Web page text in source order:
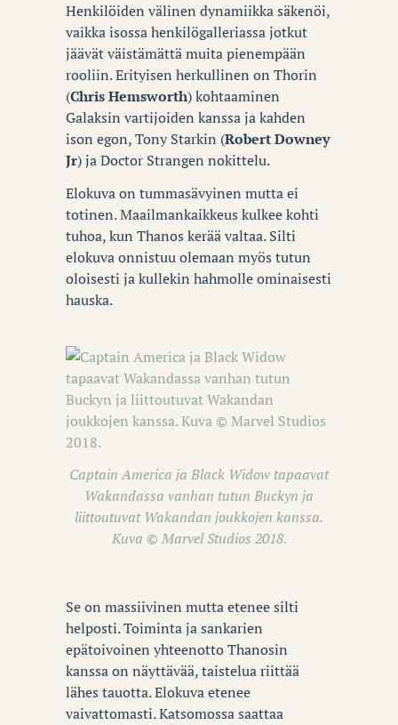
Henkilöiden välinen dynamiikka säkenöi,
vaikka isossa henkilögalleriassa jotkut
jäävät väistämättä muita pienempään
rooliin. Erityisen herkullinen on Thorin
(Chris Hemsworth) kohtaaminen
Galaksin vartijoiden kanssa ja kahden
ison egon, Tony Starkin (Robert Downey
Jr) ja Doctor Strangen nokittelu.
Elokuva on tummasävyinen mutta ei
totinen. Maailmankaikkeus kulkee kohti
tuhoa, kun Thanos kerää valtaa. Silti
elokuva onnistuu olemaan myös tutun
oloisesti ja kullekin hahmolle ominaisesti
hauska.
Captain America ja Black Widow tapaavat
Wakandassa vanhan tutun Buckyn ja
liittoutuvat Wakandan joukkojen kanssa.
Kuva © Marvel Studios 2018.
Se on massiivinen mutta etenee silti
helposti. Toiminta ja sankarien
epätoivoinen yhteenotto Thanosin
kanssa on näyttävää, taistelua riittää
lähes tauotta. Elokuva etenee
vaivattomasti. Katsomossa saattaa